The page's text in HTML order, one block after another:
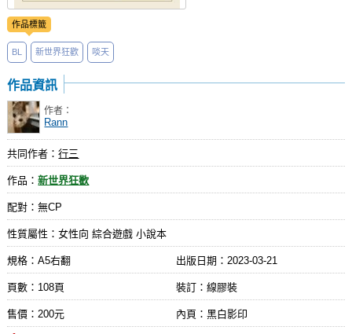
作品標籤
BL 新世界狂歡 啖天
作品資訊
作者：
Rann
共同作者：行三
作品：新世界狂歡
配對：無CP
性質屬性：女性向 綜合遊戲 小說本
規格：A5右翻 出版日期： 2023-03-21
頁數：108頁 裝訂：線膠裝
售價：200元 內頁：黑白影印